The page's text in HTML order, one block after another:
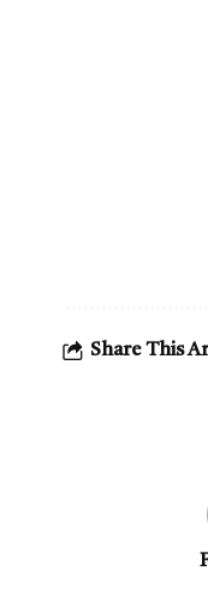
Share This